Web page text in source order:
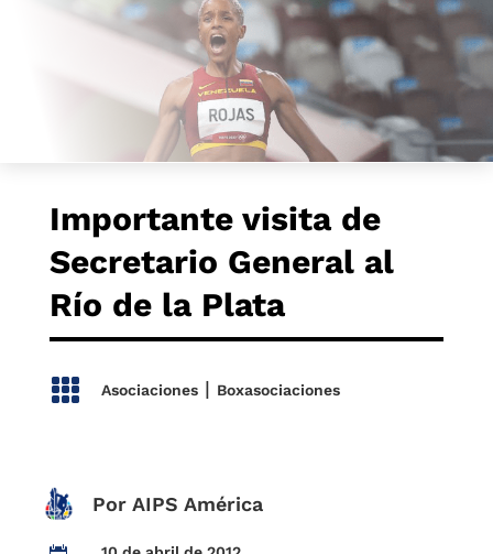
Importante visita de
Secretario General al
Río de la Plata
 Asociaciones| Boxasociaciones
Por AIPS América